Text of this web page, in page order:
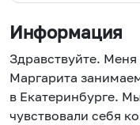
Информация
Здравствуйте.
Маргарита
в Екатеринбурге.
чувствовали себя